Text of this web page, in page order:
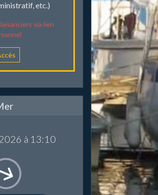
etc.)
via lien
à 13:10